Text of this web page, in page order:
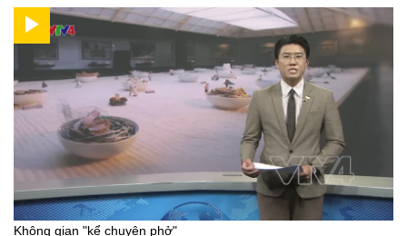
Không gian "kể chuyện phở"